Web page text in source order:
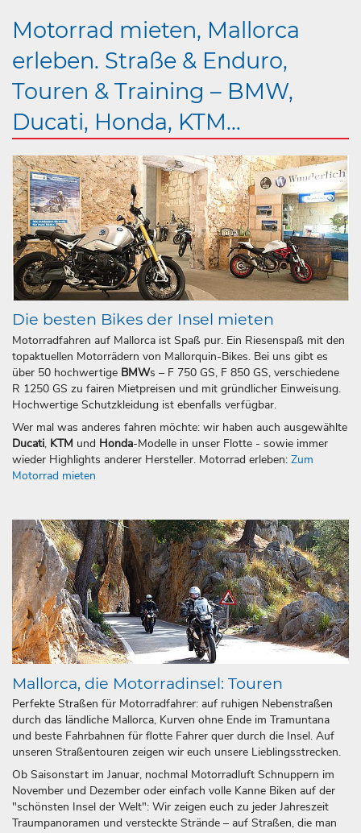
Motorrad mieten, Mallorca
erleben. Straße & Enduro,
Touren & Training – BMW,
Ducati, Honda, KTM...
Die besten Bikes der Insel mieten
Motorradfahren auf Mallorca ist Spaß pur. Ein Riesenspaß mit den
topaktuellen Motorrädern von Mallorquin-Bikes. Bei uns gibt es
über 50 hochwertige BMWs – F 750 GS, F 850 GS, verschiedene
R 1250 GS zu fairen Mietpreisen und mit gründlicher Einweisung.
Hochwertige Schutzkleidung ist ebenfalls verfügbar.
Wer mal was anderes fahren möchte: wir haben auch ausgewählte
Ducati, KTM und Honda-Modelle in unser Flotte - sowie immer
wieder Highlights anderer Hersteller. Motorrad erleben: Zum
Motorrad mieten
Mallorca, die Motorradinsel: Touren
Perfekte Straßen für Motorradfahrer: auf ruhigen Nebenstraßen
durch das ländliche Mallorca, Kurven ohne Ende im Tramuntana
und beste Fahrbahnen für flotte Fahrer quer durch die Insel. Auf
unseren Straßentouren zeigen wir euch unsere Lieblingsstrecken.
Ob Saisonstart im Januar, nochmal Motorradluft Schnuppern im
November und Dezember oder einfach volle Kanne Biken auf der
"schönsten Insel der Welt": Wir zeigen euch zu jeder Jahreszeit
Traumpanoramen und versteckte Strände – auf Straßen, die man